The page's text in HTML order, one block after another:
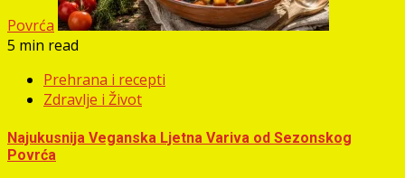
Povrća
5 min read
Prehrana i recepti
Zdravlje i Život
Najukusnija Veganska Ljetna Variva od Sezonskog
Povrća